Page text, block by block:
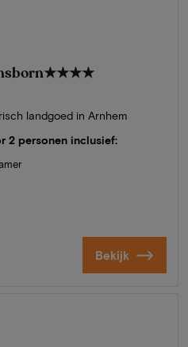
★★★★
landgoed in Arnhem
2 personen inclusief:
Bekijk